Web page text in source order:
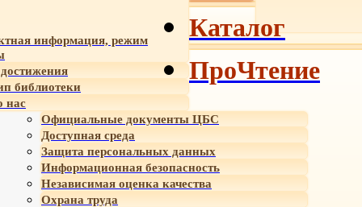
информация, режим
библиотеки
нас
Официальные документы ЦБС
Доступная среда
Защита персональных данных
Информационная безопасность
Независимая оценка качества
Охрана труда
Каталог
ПроЧтение